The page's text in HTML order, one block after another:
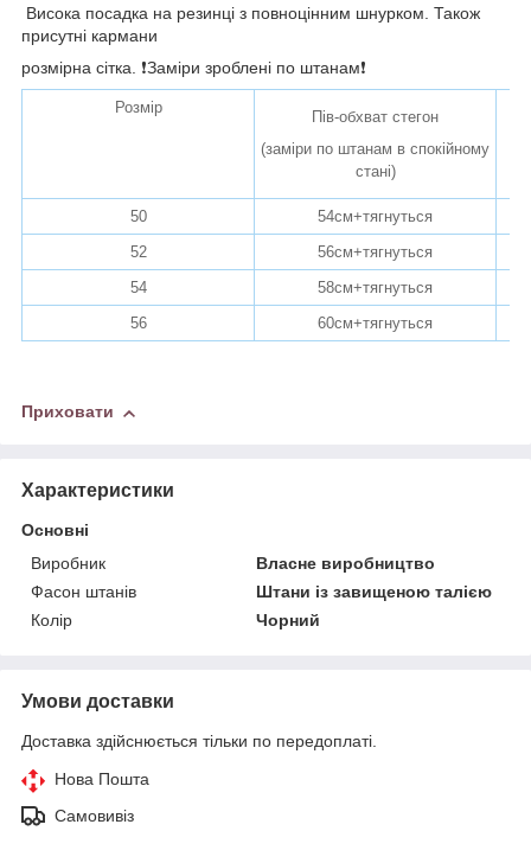
Висока посадка на резинці з повноцінним шнурком. Також
присутні кармани
розмірна сітка. ❗️Заміри зроблені по штанам❗️
Розмір
Пів-обхват стегон
(заміри по штанам в спокійному
стані)
50
54см+тягнуться
52
56см+тягнуться
54
58см+тягнуться
56
60см+тягнуться
Приховати
Характеристики
Основні
Виробник
Власне виробництво
Фасон штанів
Штани із завищеною талією
Колір
Чорний
Умови доставки
Доставка здійснюється тільки по передоплаті.
Нова Пошта
Самовивіз